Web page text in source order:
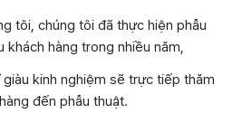
tôi, chúng tôi đã thực hiện phẫu
khách hàng trong nhiều năm,
kinh nghiệm sẽ trực tiếp thăm
đến phẫu thuật.